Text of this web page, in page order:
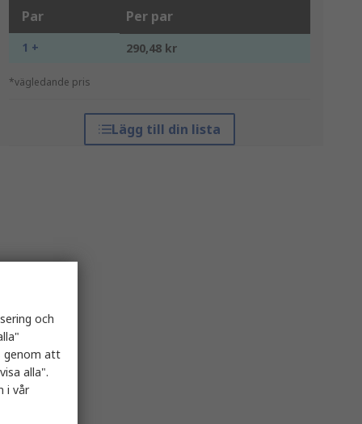
Par Per par
1 + 290,48 kr
*vägledande pris
Lägg till din lista
och
genom att
alla".
i vår